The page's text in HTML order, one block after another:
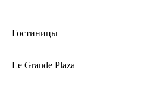
Гостиницы
Le Grande Plaza